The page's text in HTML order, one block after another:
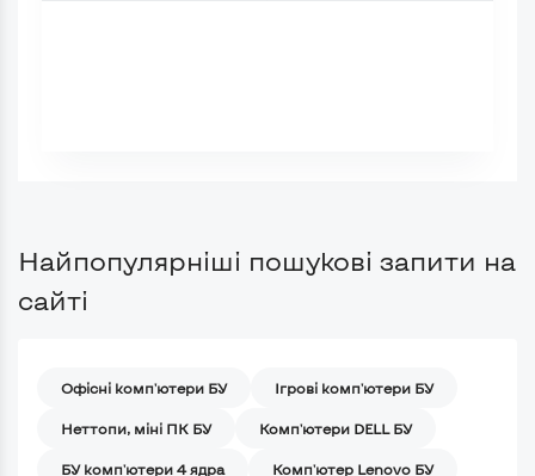
Найпопулярніші пошукові запити на
сайті
Офісні комп'ютери БУ Ігрові комп'ютери БУ
Неттопи, міні ПК БУ Комп'ютери DELL БУ
БУ комп'ютери 4 ядра Комп'ютер Lenovo БУ